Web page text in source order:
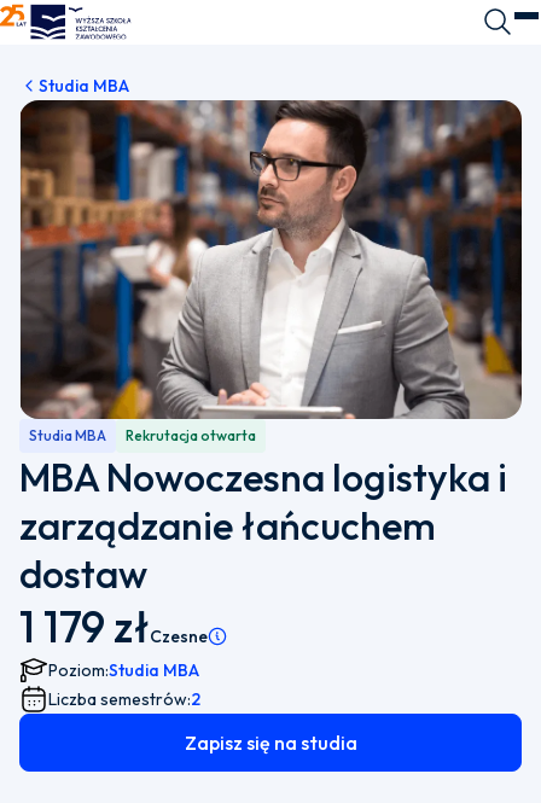
WSKZ - strona główna
Studia MBA
Studia MBA Rekrutacja otwarta
MBA Nowoczesna logistyka i
zarządzanie łańcuchem
dostaw
1 179 złCzesnePamiętaj, że istnieje możliwość wyboru
Poziom:Studia MBA
Liczba semestrów:2
Zapisz się na studia